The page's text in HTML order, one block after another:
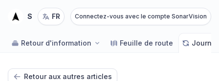
SonarVision
FR Connectez-vous avec le compte SonarVision
Retour d'information Feuille de route
Retour aux autres articles